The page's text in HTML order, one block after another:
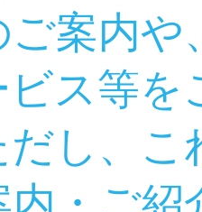
案内や
ス等を
だし、